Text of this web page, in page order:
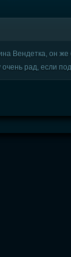
Вендетка, он
рад, если